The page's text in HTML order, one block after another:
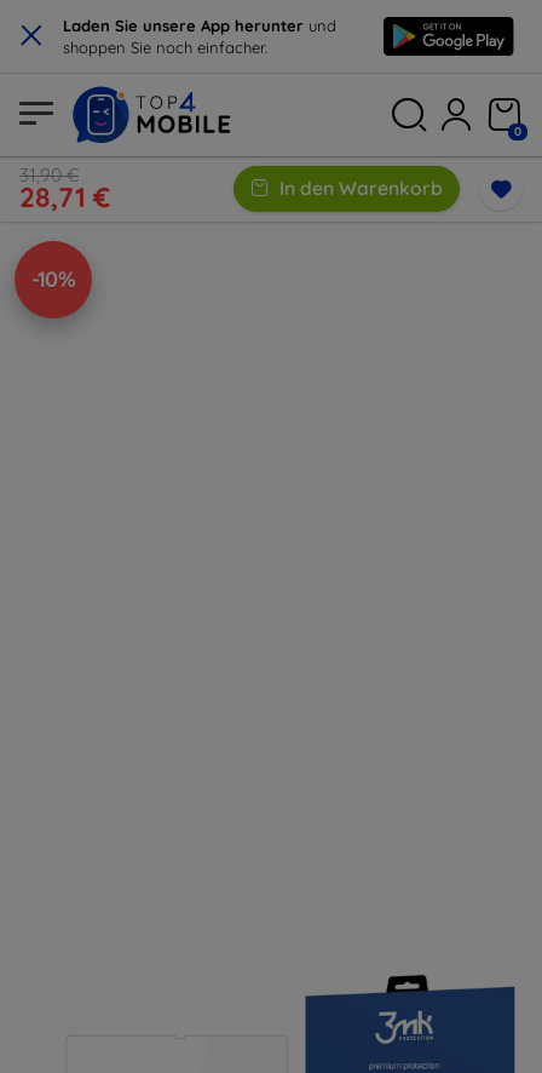
× Laden Sie unsere App herunter und
shoppen Sie noch einfacher.
0
31,90 €
28,71 € In den Warenkorb
-10%